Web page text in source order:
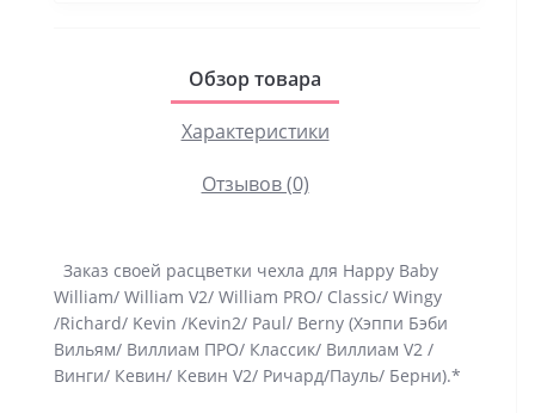
Обзор товара
Характеристики
Отзывов (0)
Заказ своей расцветки чехла для Happy Baby
William/ William V2/ William PRO/ Classic/ Wingy
/Richard/ Kevin /Kevin2/ Paul/ Berny (Хэппи Бэби
Вильям/ Виллиам ПРО/ Классик/ Виллиам V2 /
Винги/ Кевин/ Кевин V2/ Ричард/Пауль/ Берни).*